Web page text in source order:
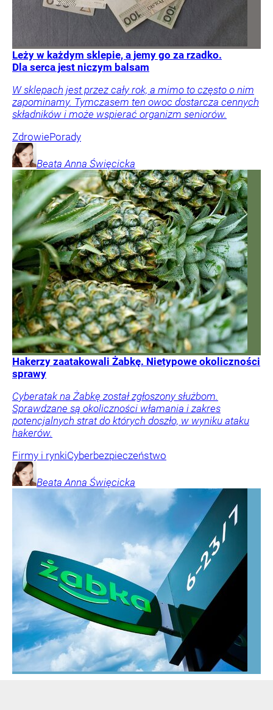
Leży w każdym sklepie, a jemy go za rzadko.
Dla serca jest niczym balsam
W sklepach jest przez cały rok, a mimo to często o nim
zapominamy. Tymczasem ten owoc dostarcza cennych
składników i może wspierać organizm seniorów.
ZdrowiePorady
Beata Anna Święcicka
Hakerzy zaatakowali Żabkę. Nietypowe okoliczności
sprawy
Cyberatak na Żabkę został zgłoszony służbom.
Sprawdzane są okoliczności włamania i zakres
potencjalnych strat do których doszło, w wyniku ataku
hakerów.
Firmy i rynkiCyberbezpieczeństwo
Beata Anna Święcicka